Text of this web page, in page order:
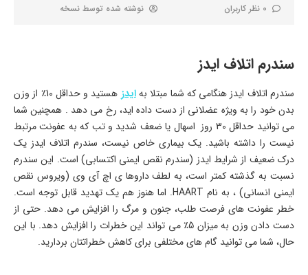
0 نظر کاربران
نوشته شده توسط نسخه
سندرم اتلاف ایدز
سندرم اتلاف ایدز هنگامی که شما مبتلا بهایدز
هستید و حداقل 10٪ از وزن
بدن خود را به ویژه عضلانی از دست داده اید، رخ می دهد . همچنین شما
می توانید حداقل 30 روز اسهال یا ضعف شدید و تب که به عفونت مرتبط
نیست را داشته باشید. یک بیماری خاص نیست، سندرم اتلاف ایدز یک
درک ضعیف از شرایط ایدز (سندرم نقص ایمنی اکتسابی) است. این سندرم
نسبت به گذشته کمتر است، به لطف داروها ی اچ آی وی (ویروس نقص
ایمنی انسانی) ، به نام HAART. اما هنوز هم یک تهدید قابل توجه است.
خطر عفونت های فرصت طلب، جنون و مرگ را افزایش می دهد. حتی از
دست دادن وزن به میزان 5٪ می تواند این خطرات را افزایش دهد. با این
حال، شما می توانید گام های مختلفی برای کاهش خطراتتان بردارید.